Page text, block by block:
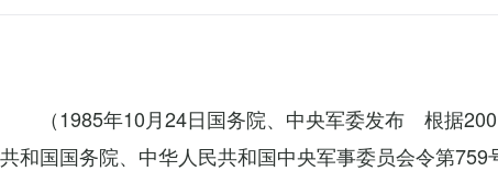
（1985年10月24日国务院、中央军委发布 根据
共和国国务院、中华人民共和国中央军事委员会令第759